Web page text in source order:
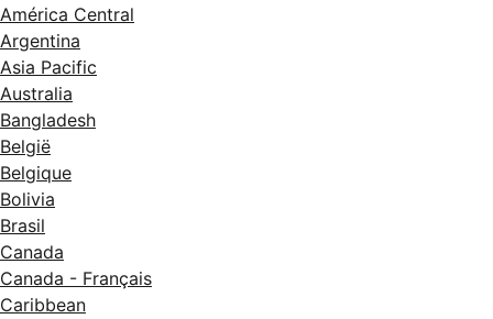
América Central
Argentina
Asia Pacific
Australia
Bangladesh
België
Belgique
Bolivia
Brasil
Canada
Canada - Français
Caribbean